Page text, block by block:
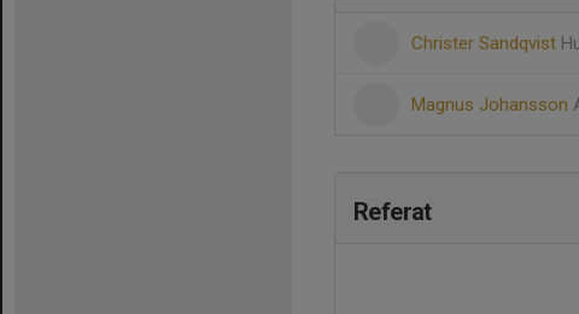
Christer Sandqvist
Magnus Johansson
Referat